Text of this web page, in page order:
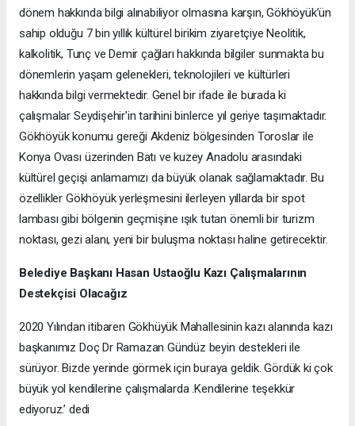
dönem hakkında bilgi alınabiliyor olmasına karşın, Gökhöyük’ün
sahip olduğu 7 bin yıllık kültürel birikim ziyaretçiye Neolitik,
kalkolitik, Tunç ve Demir çağları hakkında bilgiler sunmakta bu
dönemlerin yaşam gelenekleri, teknolojileri ve kültürleri
hakkında bilgi vermektedir. Genel bir ifade ile burada ki
çalışmalar Seydişehir'in tarihini binlerce yıl geriye taşımaktadır.
Gökhöyük konumu gereği Akdeniz bölgesinden Toroslar ile
Konya Ovası üzerinden Batı ve kuzey Anadolu arasındaki
kültürel geçişi anlamamızı da büyük olanak sağlamaktadır. Bu
özellikler Gökhöyük yerleşmesini ilerleyen yıllarda bir spot
lambası gibi bölgenin geçmişine ışık tutan önemli bir turizm
noktası, gezi alanı, yeni bir buluşma noktası haline getirecektir.
Belediye Başkanı Hasan Ustaoğlu Kazı Çalışmalarının
Destekçisi Olacağız
2020 Yılından itibaren Gökhüyük Mahallesinin kazı alanında kazı
başkanımız Doç Dr Ramazan Gündüz beyin destekleri ile
sürüyor. Bizde yerinde görmek için buraya geldik. Gördük ki çok
büyük yol kendilerine çalışmalarda .Kendilerine teşekkür
ediyoruz.’ dedi